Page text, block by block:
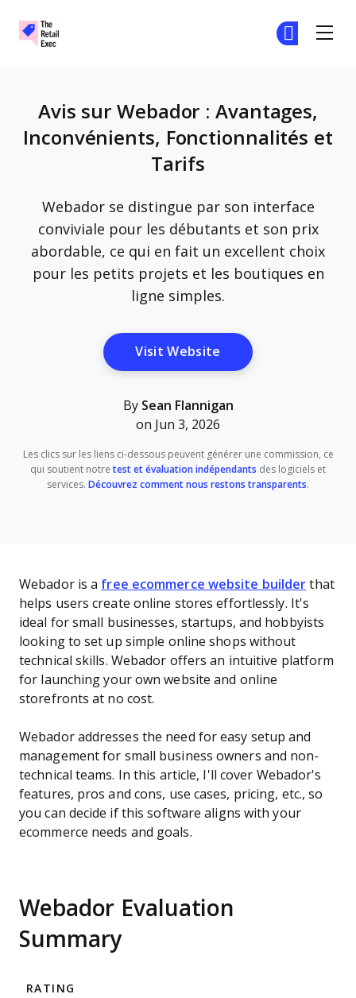
Avis sur Webador : Avantages,
Inconvénients, Fonctionnalités et
Tarifs
Webador se distingue par son interface
conviviale pour les débutants et son prix
abordable, ce qui en fait un excellent choix
pour les petits projets et les boutiques en
ligne simples.
Visit Website Opens New Window
By Sean Flannigan
on Jun 3, 2026
Les clics sur les liens ci-dessous peuvent générer une commission, ce
qui soutient notre test et évaluation indépendants des logiciels et
services. Découvrez comment nous restons transparents.
Webador is a free ecommerce website builder that
helps users create online stores effortlessly. It's
ideal for small businesses, startups, and hobbyists
looking to set up simple online shops without
technical skills. Webador offers an intuitive platform
for launching your own website and online
storefronts at no cost.
Webador addresses the need for easy setup and
management for small business owners and non-
technical teams. In this article, I'll cover Webador's
features, pros and cons, use cases, pricing, etc., so
you can decide if this software aligns with your
ecommerce needs and goals.
Webador Evaluation
Summary
RATING